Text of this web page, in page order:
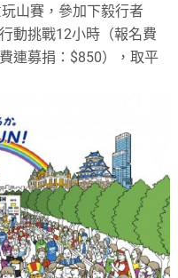
山賽，參加下毅行者
動挑戰12小時（報名費
連募捐：$850），取平